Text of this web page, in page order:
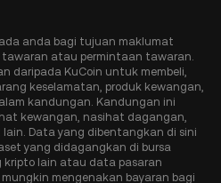
anda bagi tujuan maklumat
tawaran atau permintaan tawaran.
daripada KuCoin untuk membeli,
keselamatan, produk kewangan,
kandungan. Kandungan ini
kewangan, nasihat dagangan,
Data yang dibentangkan di sini
yang didagangkan di bursa
kripto lain atau data pasaran
mengenakan bayaran bagi